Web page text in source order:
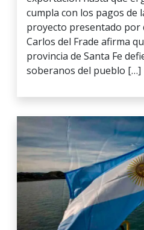
cumpla con los pagos de
proyecto presentado por
Carlos del Frade afirma
provincia de Santa Fe
soberanos del pueblo […]